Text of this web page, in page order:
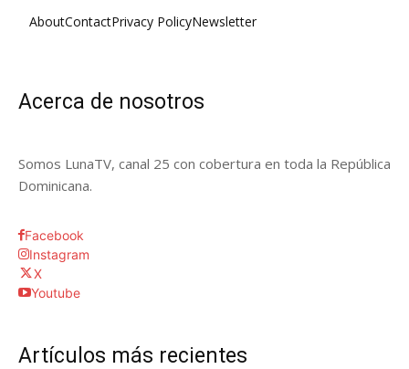
AboutContactPrivacy PolicyNewsletter
Acerca de nosotros
Somos LunaTV, canal 25 con cobertura en toda la República
Dominicana.
Facebook
Instagram
X
Youtube
Artículos más recientes